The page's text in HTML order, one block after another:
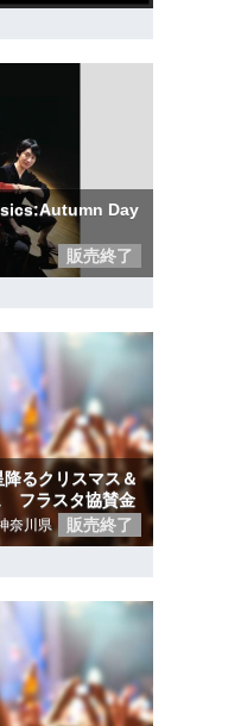
Day
販売終了
るクリスマス＆
フラスタ協賛金
奈川県 販売終了